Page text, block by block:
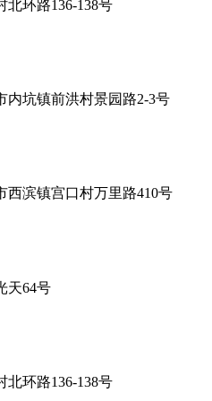
环路136-138号
坑镇前洪村景园路2-3号
滨镇宫口村万里路410号
天64号
环路136-138号